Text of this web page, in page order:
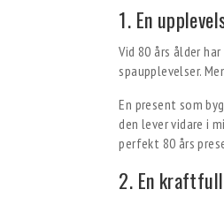
1. En
Vid 80 års ålder
spaupplevelser.
En present som
den lever vidare i
perfekt 80 års
2. En